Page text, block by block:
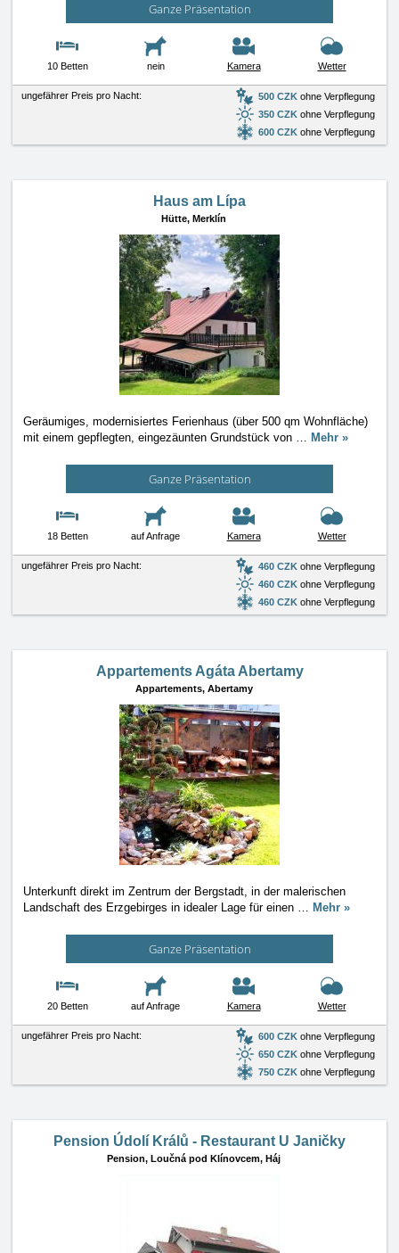
Ganze Präsentation
10 Betten nein Kamera Wetter
ungefährer Preis pro Nacht: 500 CZK ohne Verpflegung
350 CZK ohne Verpflegung
600 CZK ohne Verpflegung
Haus am Lípa
Hütte, Merklín
Geräumiges, modernisiertes Ferienhaus (über 500 qm Wohnfläche)
mit einem gepflegten, eingezäunten Grundstück von … Mehr »
Ganze Präsentation
18 Betten auf Anfrage Kamera Wetter
ungefährer Preis pro Nacht: 460 CZK ohne Verpflegung
460 CZK ohne Verpflegung
460 CZK ohne Verpflegung
Appartements Agáta Abertamy
Appartements, Abertamy
Unterkunft direkt im Zentrum der Bergstadt, in der malerischen
Landschaft des Erzgebirges in idealer Lage für einen … Mehr »
Ganze Präsentation
20 Betten auf Anfrage Kamera Wetter
ungefährer Preis pro Nacht: 600 CZK ohne Verpflegung
650 CZK ohne Verpflegung
750 CZK ohne Verpflegung
Pension Údolí Králů - Restaurant U Janičky
Pension, Loučná pod Klínovcem, Háj